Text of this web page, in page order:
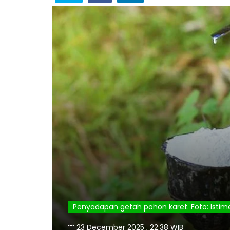
Penyadapan getah pohon karet. Foto:
23 December 2025 , 22:38 WIB